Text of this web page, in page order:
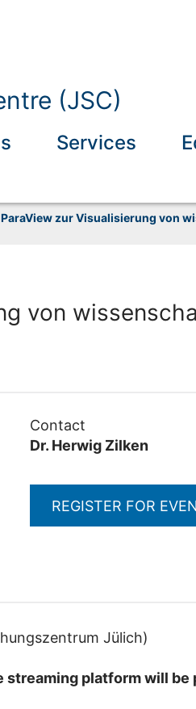
(JSC)
Services
zur Visualisierung von
von
Contact
Dr. Herwig Zilken
REGISTER FOR
Jülich)
platform will